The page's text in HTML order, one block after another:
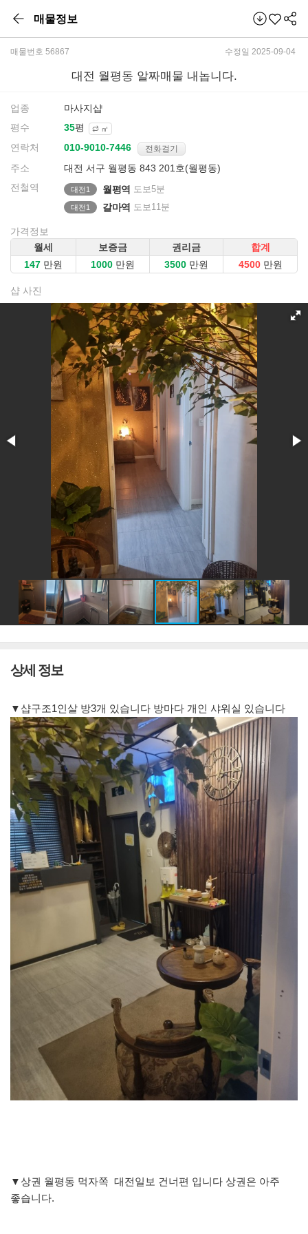
매물정보
매물번호 56867 수정일 2025-09-04
대전 월평동 알짜매물 내놉니다.
업종
마사지샵
평수
평 ㎡
연락처 전화걸기
주소
대전 서구 월평동 843 201호(월평동)
전철역
대전1 월평역 도보5분
대전1 갈마역 도보11분
가격정보
월세
보증금 권리금
합계
만원
만원 만원 만원
샵 사진
상세 정보
▼샵구조1인살 방3개 있습니다 방마다 개인 샤워실 있습니다
▼상권 월평동 먹자쪽 대전일보 건너편 입니다 상권은 아주
좋습니다.